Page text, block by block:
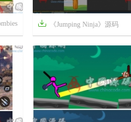
 《Jumping Ninja》源码